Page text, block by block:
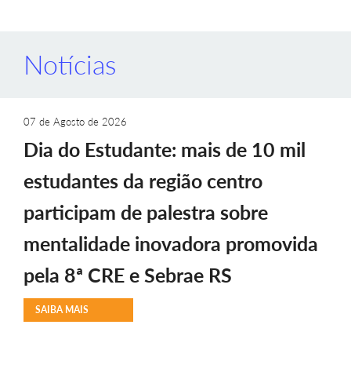
Notícias
07 de Agosto de 2026
Dia do Estudante: mais de 10 mil
estudantes da região centro
participam de palestra sobre
mentalidade inovadora promovida
pela 8ª CRE e Sebrae RS
SAIBA MAIS